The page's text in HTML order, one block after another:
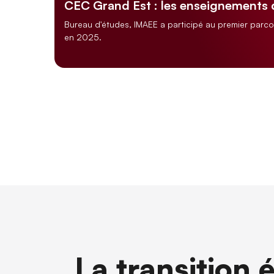
CEC Grand Est : les enseignements
Bureau d'études, IMAEE a participé au premier
en 2025.